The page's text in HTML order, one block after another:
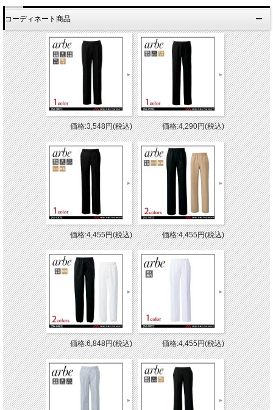
コーディネート商品
価格:3,548円(税込) 価格:4,290円(税込)
価格:4,455円(税込) 価格:4,455円(税込)
価格:6,848円(税込) 価格:4,455円(税込)